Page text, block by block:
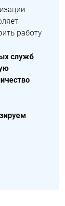
работу
служб